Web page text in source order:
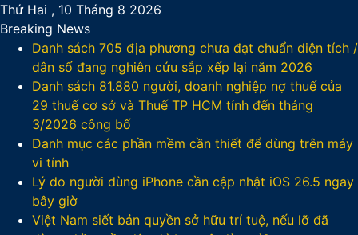
Thứ Hai , 10 Tháng 8 2026
Breaking News
Danh sách 705 địa phương chưa đạt chuẩn diện tích /
dân số đang nghiên cứu sắp xếp lại năm 2026
Danh sách 81.880‬ người, doanh nghiệp nợ thuế của
29 thuế cơ sở và Thuế TP HCM tính đến tháng
3/2026 công bố
Danh mục các phần mềm cần thiết để dùng trên máy
vi tính
Lý do người dùng iPhone cần cập nhật iOS 26.5 ngay
bây giờ
Việt Nam siết bản quyền sở hữu trí tuệ, nếu lỡ đã